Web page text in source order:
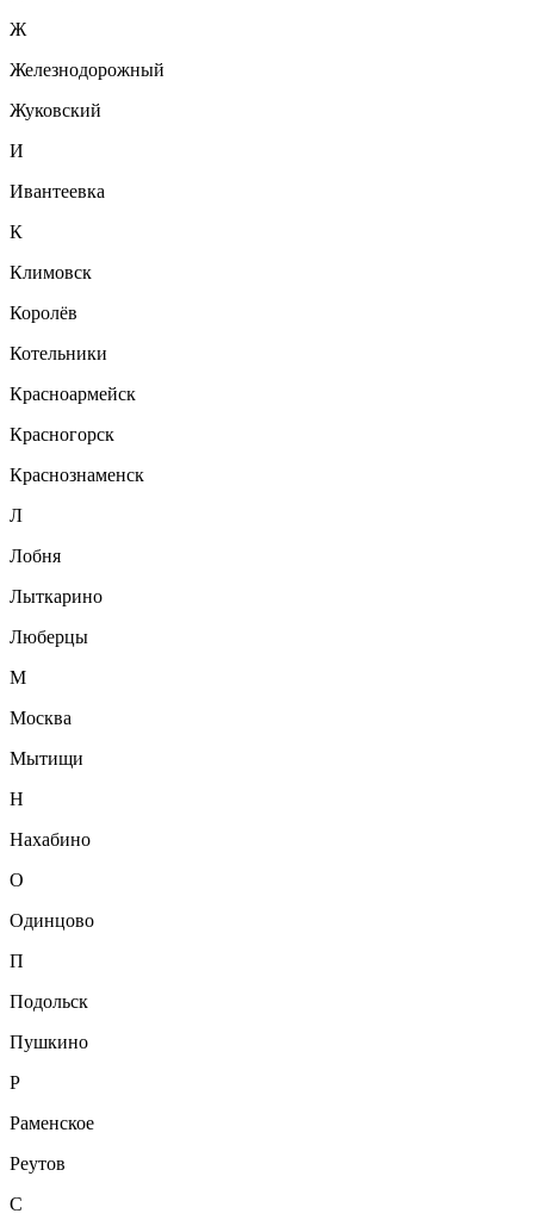
Ж
Железнодорожный
Жуковский
И
Ивантеевка
К
Климовск
Королёв
Котельники
Красноармейск
Красногорск
Краснознаменск
Л
Лобня
Лыткарино
Люберцы
М
Москва
Мытищи
Н
Нахабино
О
Одинцово
П
Подольск
Пушкино
Р
Раменское
Реутов
С